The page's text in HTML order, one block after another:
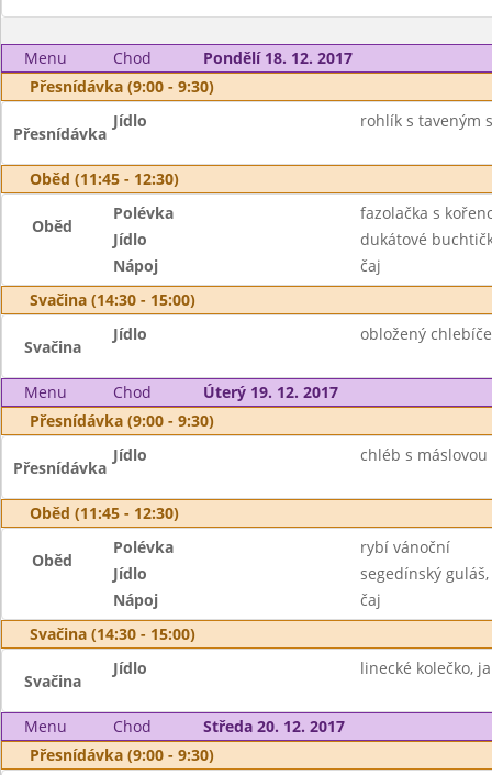
Menu Chod
Pondělí 18. 12. 2017
Přesnídávka (9:00 - 9:30)
Přesnídávka
Jídlo rohlík s taveným
Oběd (11:45 - 12:30)
Oběd
Polévka
fazolačka s
Jídlo
dukátové
Nápoj
čaj
Svačina (14:30 - 15:00)
Svačina
Jídlo obložený
Menu Chod
Úterý 19. 12. 2017
Přesnídávka (9:00 - 9:30)
Přesnídávka
Jídlo chléb s
Oběd (11:45 - 12:30)
Oběd
Polévka
rybí vánoční
Jídlo
segedínský
Nápoj
čaj
Svačina (14:30 - 15:00)
Svačina
Jídlo linecké kolečko,
Menu Chod
Středa 20. 12. 2017
Přesnídávka (9:00 - 9:30)